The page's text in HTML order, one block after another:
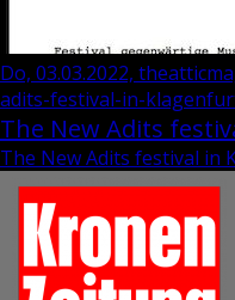
Do, 03.03.2022,
adits-festival-in-
The New Adits
The New Adits festival in